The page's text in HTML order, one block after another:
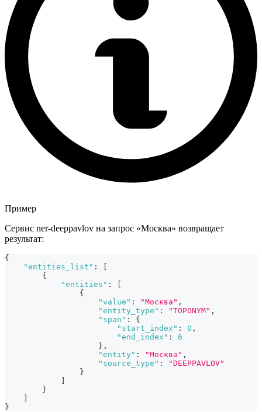
Пример
Сервис ner-deeppavlov на запрос «Москва» возвращает
результат:
{
"entities_list" :
{
"entities" :
{
"value" : "Москва" ,
"entity_type" : "TOPONYM" ,
"span" :
{
"start_index" : 0 ,
"end_index" :
6
} ,
"entity" : "Москва" ,
"source_type" :
"DEEPPAVLOV"
}
}
}